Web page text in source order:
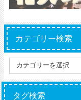
カテゴリー検索
タグ検索